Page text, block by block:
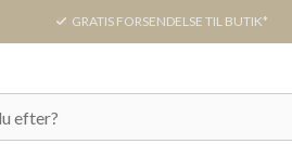
GRATIS FORSENDELSE TIL BUTIK*